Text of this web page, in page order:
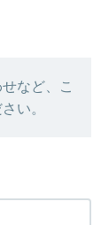
など、こ
い。